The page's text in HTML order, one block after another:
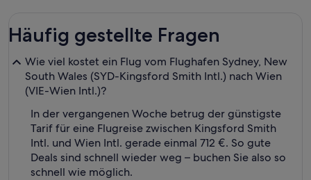
Häufig gestellte Fragen
Wie viel kostet ein Flug vom Flughafen Sydney, New
South Wales (SYD-Kingsford Smith Intl.) nach Wien
(VIE-Wien Intl.)?
In der vergangenen Woche betrug der günstigste
Tarif für eine Flugreise zwischen Kingsford Smith
Intl. und Wien Intl. gerade einmal 712 €. So gute
Deals sind schnell wieder weg – buchen Sie also so
schnell wie möglich.